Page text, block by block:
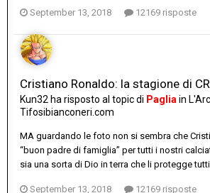
September 13, 2018 12169 risposte
Cristiano Ronaldo: la stagione di
Kun32 ha risposto al topic di Paglia in
Tifosibianconeri.com
MA guardando le foto non si sembra che
“buon padre di famiglia” per tutti i nostri
sia una sorta di Dio in terra che li protegge
September 13, 2018 12169 risposte